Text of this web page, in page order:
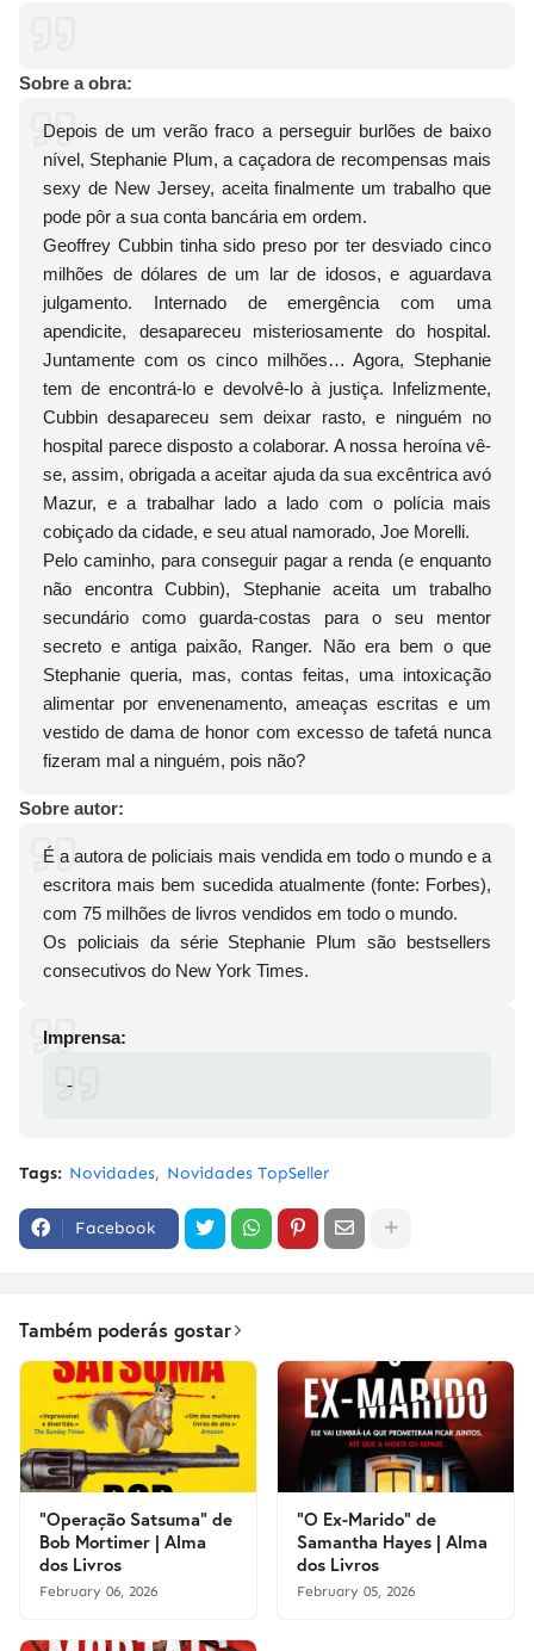
Sobre a obra:
Depois de um verão fraco a perseguir burlões de baixo
nível, Stephanie Plum, a caçadora de recompensas mais
sexy de New Jersey, aceita finalmente um trabalho que
pode pôr a sua conta bancária em ordem.
Geoffrey Cubbin tinha sido preso por ter desviado cinco
milhões de dólares de um lar de idosos, e aguardava
julgamento. Internado de emergência com uma
apendicite, desapareceu misteriosamente do hospital.
Juntamente com os cinco milhões… Agora, Stephanie
tem de encontrá-lo e devolvê-lo à justiça. Infelizmente,
Cubbin desapareceu sem deixar rasto, e ninguém no
hospital parece disposto a colaborar. A nossa heroína vê-
se, assim, obrigada a aceitar ajuda da sua excêntrica avó
Mazur, e a trabalhar lado a lado com o polícia mais
cobiçado da cidade, e seu atual namorado, Joe Morelli.
Pelo caminho, para conseguir pagar a renda (e enquanto
não encontra Cubbin), Stephanie aceita um trabalho
secundário como guarda-costas para o seu mentor
secreto e antiga paixão, Ranger. Não era bem o que
Stephanie queria, mas, contas feitas, uma intoxicação
alimentar por envenenamento, ameaças escritas e um
vestido de dama de honor com excesso de tafetá nunca
fizeram mal a ninguém, pois não?
Sobre autor:
É a autora de policiais mais vendida em todo o mundo e a
escritora mais bem sucedida atualmente (fonte: Forbes),
com 75 milhões de livros vendidos em todo o mundo.
Os policiais da série Stephanie Plum são bestsellers
consecutivos do New York Times.
Imprensa:
-
Tags: Novidades Novidades TopSeller
Facebook
Também poderás gostar
"Operação Satsuma" de
Bob Mortimer | Alma
dos Livros
February 06, 2026
"O Ex-Marido" de
Samantha Hayes | Alma
dos Livros
February 05, 2026